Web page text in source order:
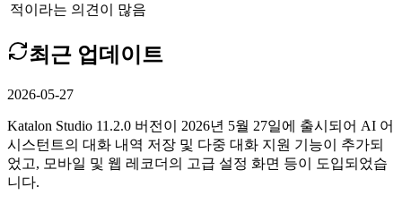
적이라는 의견이 많음
최근 업데이트
2026-05-27
Katalon Studio 11.2.0 버전이 2026년 5월 27일에 출시되어 AI 어
시스턴트의 대화 내역 저장 및 다중 대화 지원 기능이 추가되
었고, 모바일 및 웹 레코더의 고급 설정 화면 등이 도입되었습
니다.